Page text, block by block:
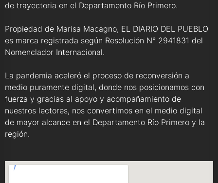
de trayectoria en el Departamento Río Primero.
Propiedad de Marisa Macagno, EL DIARIO DEL PUEBLO
es marca registrada según Resolución N° 2941831 del
Nomenclador Internacional.
La pandemia aceleró el proceso de reconversión a
medio puramente digital, donde nos posicionamos con
fuerza y gracias al apoyo y acompañamiento de
nuestros lectores, nos convertimos en el medio digital
de mayor alcance en el Departamento Río Primero y la
región.